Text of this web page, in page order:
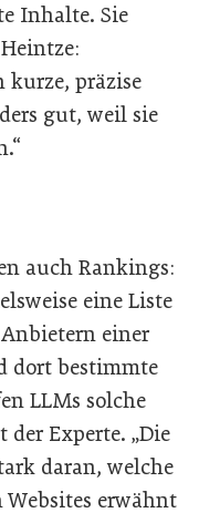
Inhalte. Sie
kurze, präzise
gut, weil sie
auch Rankings:
eine Liste
einer
dort bestimmte
LLMs solche
Experte. „Die
daran, welche
erwähnt